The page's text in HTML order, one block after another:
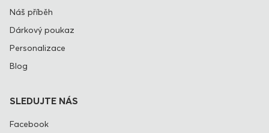
Náš příběh
Dárkový poukaz
Personalizace
Blog
SLEDUJTE NÁS
Facebook